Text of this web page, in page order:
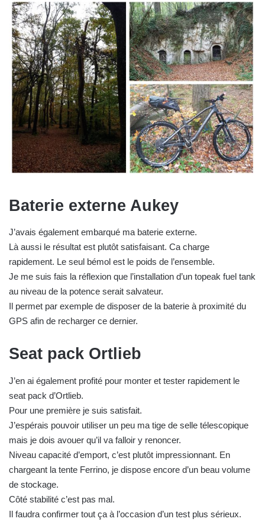
Baterie externe Aukey
J’avais également embarqué ma baterie externe.
Là aussi le résultat est plutôt satisfaisant. Ca charge
rapidement. Le seul bémol est le poids de l’ensemble.
Je me suis fais la réflexion que l’installation d’un topeak fuel tank
au niveau de la potence serait salvateur.
Il permet par exemple de disposer de la baterie à proximité du
GPS afin de recharger ce dernier.
Seat pack Ortlieb
J’en ai également profité pour monter et tester rapidement le
seat pack d’Ortlieb.
Pour une première je suis satisfait.
J’espérais pouvoir utiliser un peu ma tige de selle télescopique
mais je dois avouer qu’il va falloir y renoncer.
Niveau capacité d’emport, c’est plutôt impressionnant. En
chargeant la tente Ferrino, je dispose encore d’un beau volume
de stockage.
Côté stabilité c’est pas mal.
Il faudra confirmer tout ça à l’occasion d’un test plus sérieux.